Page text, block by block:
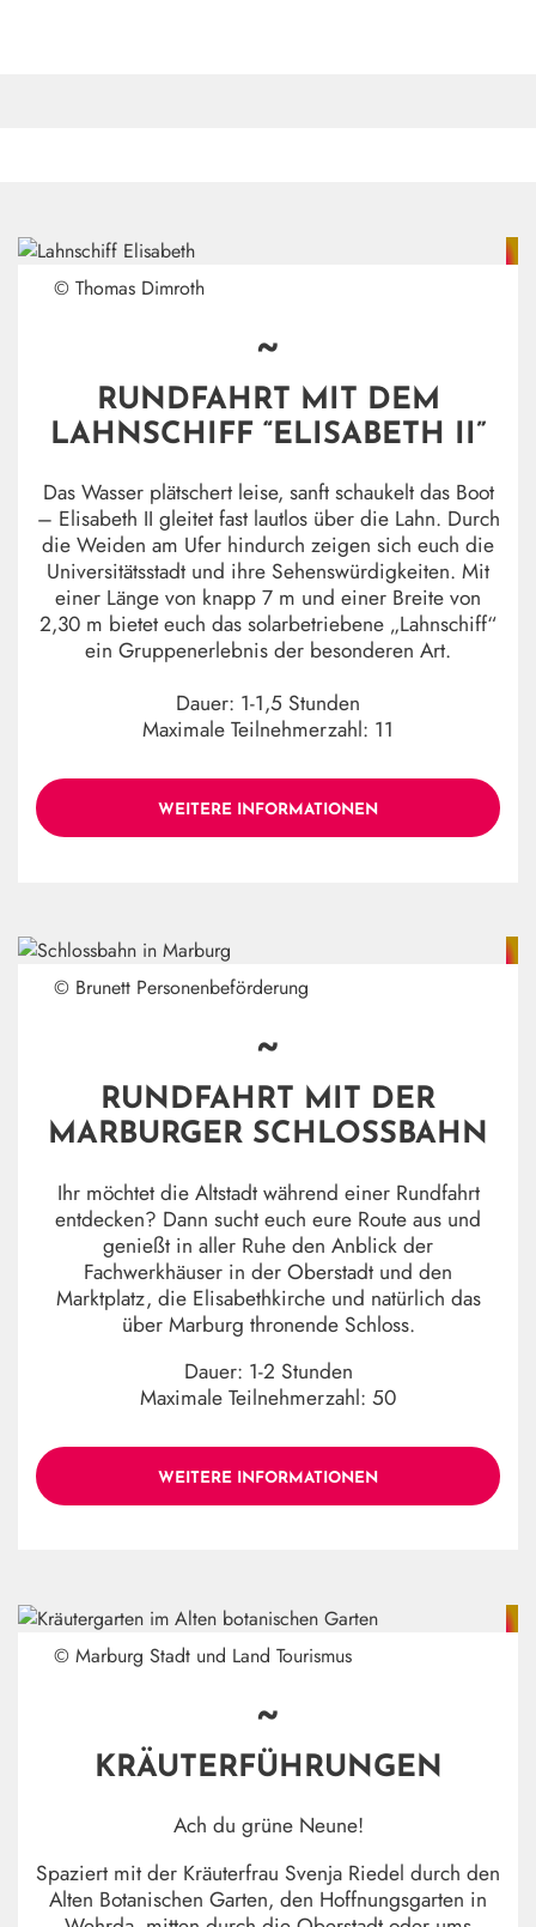
© Thomas Dimroth
~
RUNDFAHRT MIT DEM
LAHNSCHIFF “ELISABETH II”
Das Wasser plätschert leise, sanft schaukelt das Boot
– Elisabeth II gleitet fast lautlos über die Lahn. Durch
die Weiden am Ufer hindurch zeigen sich euch die
Universitätsstadt und ihre Sehenswürdigkeiten. Mit
einer Länge von knapp 7 m und einer Breite von
2,30 m bietet euch das solarbetriebene „Lahnschiff“
ein Gruppenerlebnis der besonderen Art.
Dauer: 1-1,5 Stunden
Maximale Teilnehmerzahl: 11
WEITERE INFORMATIONEN
© Brunett Personenbeförderung
~
RUNDFAHRT MIT DER
MARBURGER SCHLOSSBAHN
Ihr möchtet die Altstadt während einer Rundfahrt
entdecken? Dann sucht euch eure Route aus und
genießt in aller Ruhe den Anblick der
Fachwerkhäuser in der Oberstadt und den
Marktplatz, die Elisabethkirche und natürlich das
über Marburg thronende Schloss.
Dauer: 1-2 Stunden
Maximale Teilnehmerzahl: 50
WEITERE INFORMATIONEN
© Marburg Stadt und Land Tourismus
~
KRÄUTERFÜHRUNGEN
Ach du grüne Neune!
Spaziert mit der Kräuterfrau Svenja Riedel durch den
Alten Botanischen Garten, den Hoffnungsgarten in